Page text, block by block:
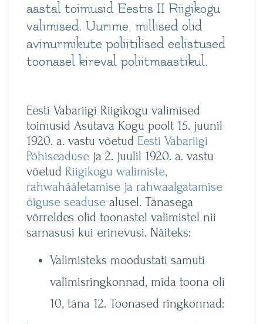
aastal toimusid Eestis II Riigikogu
valimised. Uurime, millised olid
avinurmikute poliitilised eelistused
toonasel kireval poliitmaastikul.
Eesti Vabariigi Riigikogu valimised
toimusid Asutava Kogu poolt 15. juunil
1920. a. vastu võetud Eesti Vabariigi
Põhiseaduse ja 2. juulil 1920. a. vastu
võetud Riigikogu walimiste,
rahwahääletamise ja rahwaalgatamise
õiguse seaduse alusel. Tänasega
võrreldes olid toonastel valimistel nii
sarnasusi kui erinevusi. Näiteks:
Valimisteks moodustati samuti
valimisringkonnad, mida toona oli
10, täna 12. Toonased ringkonnad: